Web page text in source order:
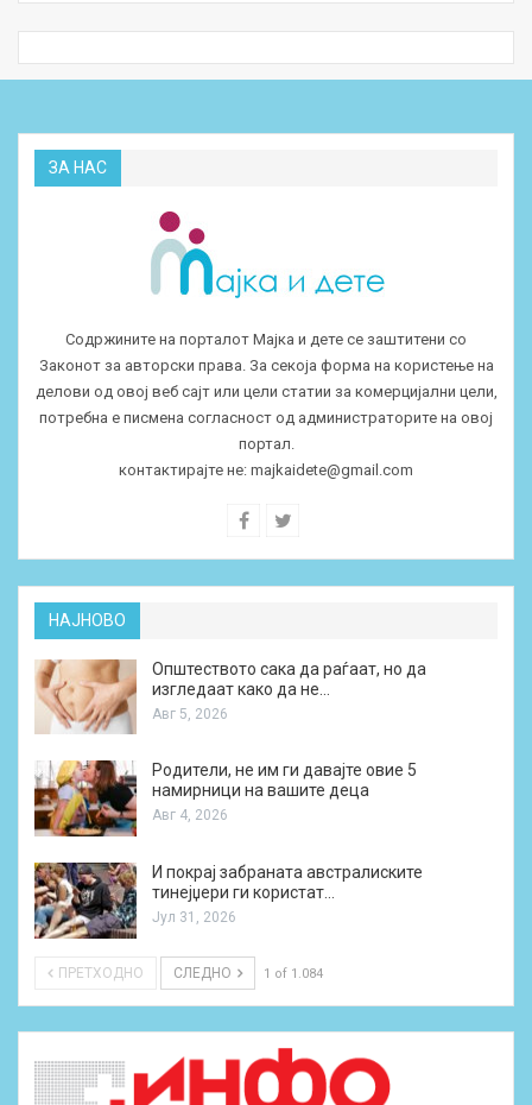
ЗА НАС
Содржините на порталот Мајка и дете се заштитени со
Законот за авторски права. За секоја форма на користење на
делови од овој веб сајт или цели статии за комерцијални цели,
потребна е писмена согласност од администраторите на овој
портал.
контактирајте не: majkaidete@gmail.com
НАЈНОВО
Општеството сака да раѓаат, но да
изгледаат како да не…
Авг 5, 2026
Родители, не им ги давајте овие 5
намирници на вашите деца
Авг 4, 2026
И покрај забраната австралиските
тинејџери ги користат…
Јул 31, 2026
ПРЕТХОДНО СЛЕДНО 1 of 1.084